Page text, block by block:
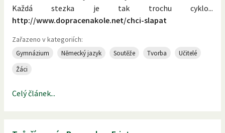
Každá stezka je tak trochu cyklo...
http://www.dopracenakole.net/chci-slapat
Zařazeno v kategoriích:
Gymnázium Německý jazyk Soutěže Tvorba
Učitelé
Žáci
Celý článek...